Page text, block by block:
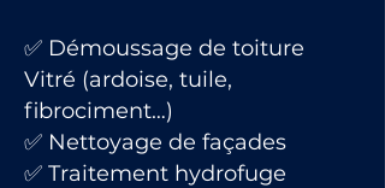
✅ Démoussage de toiture
Vitré (ardoise, tuile,
fibrociment…)
✅ Nettoyage de façades
✅ Traitement hydrofuge